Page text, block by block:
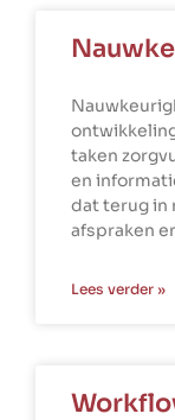
taken
en
dat terug in
afspraken
Lees verder »